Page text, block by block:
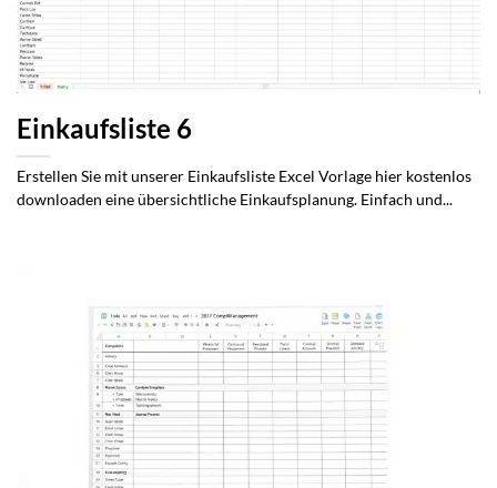
Einkaufsliste 6
Erstellen Sie mit unserer Einkaufsliste Excel Vorlage hier kostenlos
downloaden eine übersichtliche Einkaufsplanung. Einfach und...